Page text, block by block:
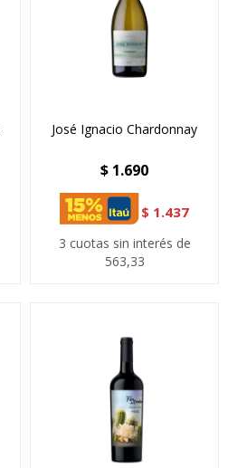
José Ignacio Chardonnay
$ 1.690
$ 1.437
3 cuotas sin interés de
563,33